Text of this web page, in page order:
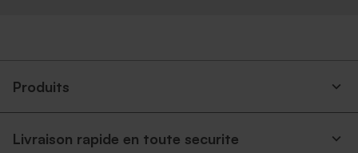
Produits
Livraison rapide en toute securite